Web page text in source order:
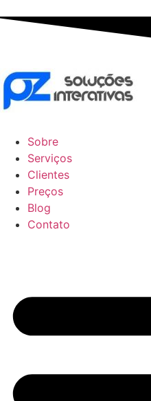
Sobre
Serviços
Clientes
Preços
Blog
Contato